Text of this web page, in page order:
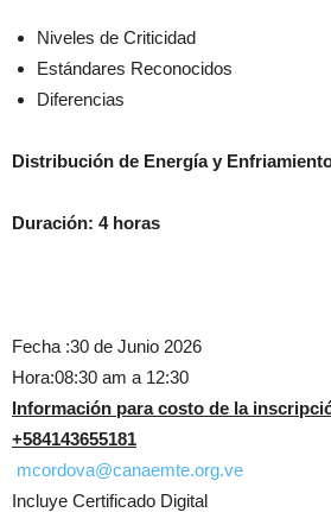
Niveles de Criticidad
Estándares Reconocidos
Diferencias
Distribución de Energía y
Duración: 4 horas
Fecha :30 de Junio 2026
Hora:08:30 am a 12:30
Información para costo de la
+584143655181
mcordova@canaemte.org.ve
Incluye Certificado Digital